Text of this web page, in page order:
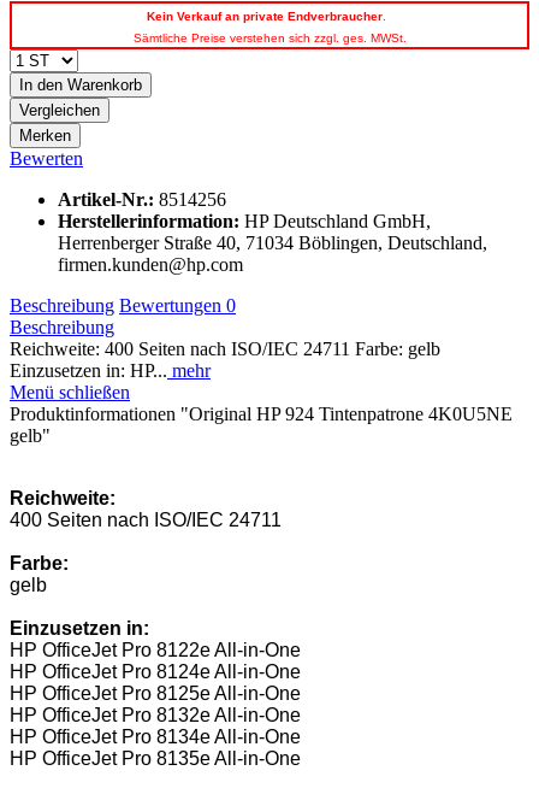
Kein Verkauf an private Endverbraucher.
Sämtliche Preise verstehen sich zzgl. ges. MWSt.
In den Warenkorb
Vergleichen
Merken
Bewerten
Artikel-Nr.: 8514256
Herstellerinformation: HP Deutschland GmbH,
Herrenberger Straße 40, 71034 Böblingen, Deutschland,
firmen.kunden@hp.com
Beschreibung Bewertungen 0
Beschreibung
Reichweite: 400 Seiten nach ISO/IEC 24711 Farbe: gelb
Einzusetzen in: HP... mehr
Menü schließen
Produktinformationen "Original HP 924 Tintenpatrone 4K0U5NE
gelb"
Reichweite:
400 Seiten nach ISO/IEC 24711
Farbe:
gelb
Einzusetzen in:
HP OfficeJet Pro 8122e All-in-One
HP OfficeJet Pro 8124e All-in-One
HP OfficeJet Pro 8125e All-in-One
HP OfficeJet Pro 8132e All-in-One
HP OfficeJet Pro 8134e All-in-One
HP OfficeJet Pro 8135e All-in-One